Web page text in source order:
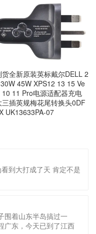
货全新原装英标戴尔DELL 2
45W XPS12 13 15 Ve
10 11 Pro电源适配器充电
三插英规梅花尾转换头0DF
UK13633PA-07
到大打成了天 肯定不是
围着山东半岛搞过一
广东，今天已到了江西